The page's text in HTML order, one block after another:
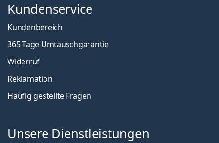
Kundenservice
Kundenbereich
365 Tage Umtauschgarantie
Widerruf
Reklamation
Häufig gestellte Fragen
Unsere Dienstleistungen